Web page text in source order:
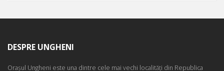
DESPRE UNGHENI
Oraşul Ungheni este una dintre cele mai vechi localităţi din Republica